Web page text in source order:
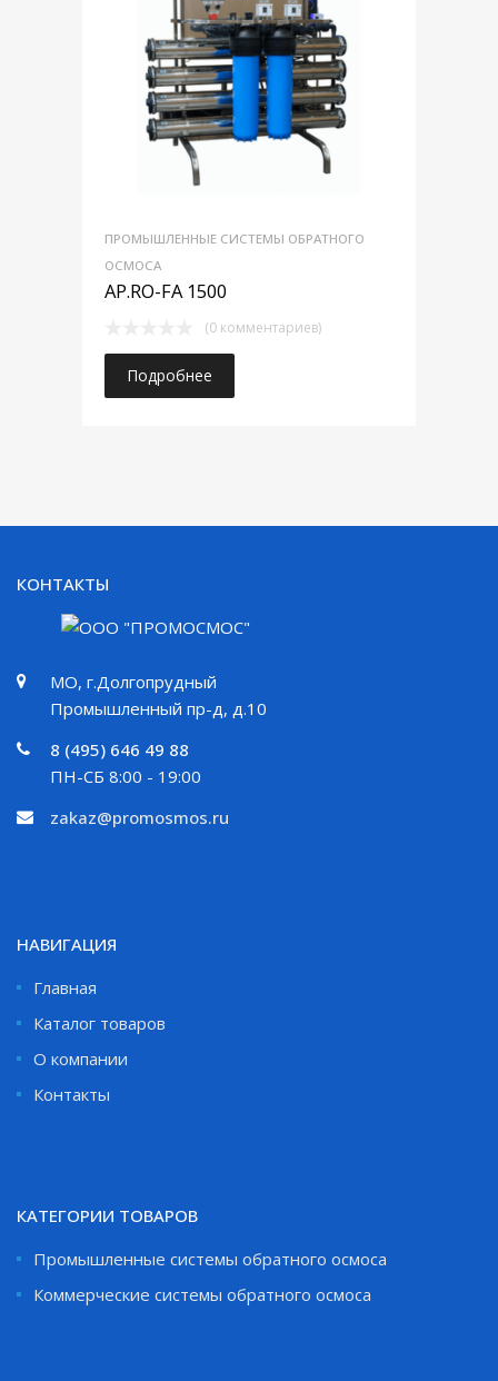
ПРОМЫШЛЕННЫЕ СИСТЕМЫ ОБРАТНОГО
ОСМОСА
AP.RO-FA 1500
(0 комментариев)
Подробнее
КОНТАКТЫ
МО, г.Долгопрудный
Промышленный пр-д, д.10
8 (495) 646 49 88
ПН-СБ 8:00 - 19:00
zakaz@promosmos.ru
НАВИГАЦИЯ
Главная
Каталог товаров
О компании
Контакты
КАТЕГОРИИ ТОВАРОВ
Промышленные системы обратного осмоса
Коммерческие системы обратного осмоса